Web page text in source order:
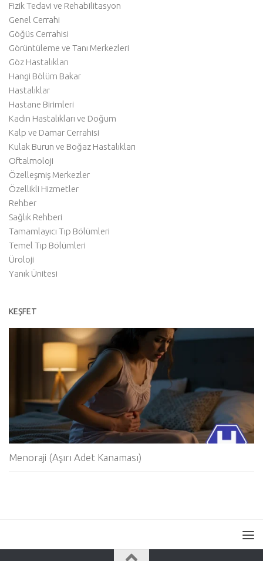
Fizik Tedavi ve Rehabilitasyon
Genel Cerrahi
Göğüs Cerrahisi
Görüntüleme ve Tanı Merkezleri
Göz Hastalıkları
Hangi Bölüm Bakar
Hastalıklar
Hastane Birimleri
Kadın Hastalıkları ve Doğum
Kalp ve Damar Cerrahisi
Kulak Burun ve Boğaz Hastalıkları
Oftalmoloji
Özelleşmiş Merkezler
Özellikli Hizmetler
Rehber
Sağlık Rehberi
Tamamlayıcı Tıp Bölümleri
Temel Tıp Bölümleri
Üroloji
Yanık Ünitesi
KEŞFET
Menoraji (Aşırı Adet Kanaması)